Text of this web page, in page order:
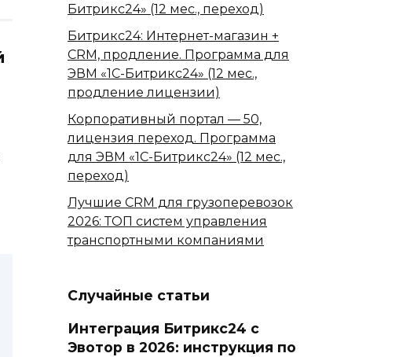
Битрикс24» (12 мес., переход)
Битрикс24: Интернет-магазин +
CRM, продление. Программа для
ЭВМ «1С-Битрикс24» (12 мес.,
продление лицензии)
Корпоративный портал — 50,
лицензия переход. Программа
для ЭВМ «1С-Битрикс24» (12 мес.,
переход)
Лучшие CRM для грузоперевозок
2026: ТОП систем управления
транспортными компаниями
Случайные статьи
Интеграция Битрикс24 с
Эвотор в 2026: инструкция по